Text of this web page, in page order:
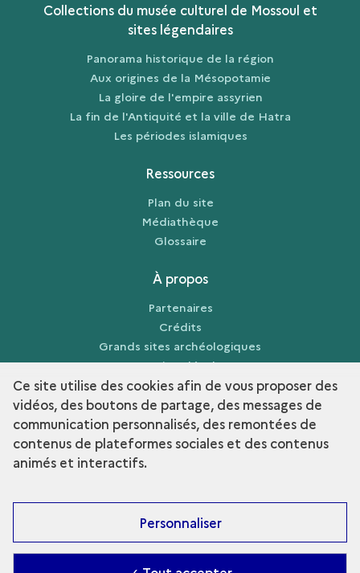
Collections du musée culturel de Mossoul et
sites légendaires
Panorama historique de la région
Aux origines de la Mésopotamie
La gloire de l'empire assyrien
La fin de l'Antiquité et la ville de Hatra
Les périodes islamiques
Ressources
Plan du site
Médiathèque
Glossaire
À propos
Partenaires
Crédits
Grands sites archéologiques
Mentions légales
Découvrir la collection
Ce site utilise des cookies afin de vous proposer des
vidéos, des boutons de partage, des messages de
communication personnalisés, des remontées de
contenus de plateformes sociales et des contenus
animés et interactifs.
Personnaliser